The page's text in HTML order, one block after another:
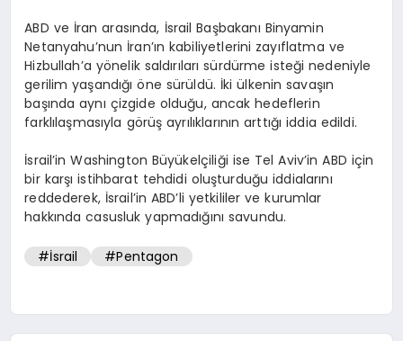
ABD ve İran arasında, İsrail Başbakanı Binyamin
Netanyahu’nun İran’ın kabiliyetlerini zayıflatma ve
Hizbullah’a yönelik saldırıları sürdürme isteği nedeniyle
gerilim yaşandığı öne sürüldü. İki ülkenin savaşın
başında aynı çizgide olduğu, ancak hedeflerin
farklılaşmasıyla görüş ayrılıklarının arttığı iddia edildi.
İsrail’in Washington Büyükelçiliği ise Tel Aviv’in ABD için
bir karşı istihbarat tehdidi oluşturduğu iddialarını
reddederek, İsrail’in ABD’li yetkililer ve kurumlar
hakkında casusluk yapmadığını savundu.
#İsrail #Pentagon